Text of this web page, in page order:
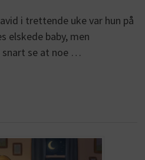
i trettende uke var hun på
elskede baby, men
snart se at noe …